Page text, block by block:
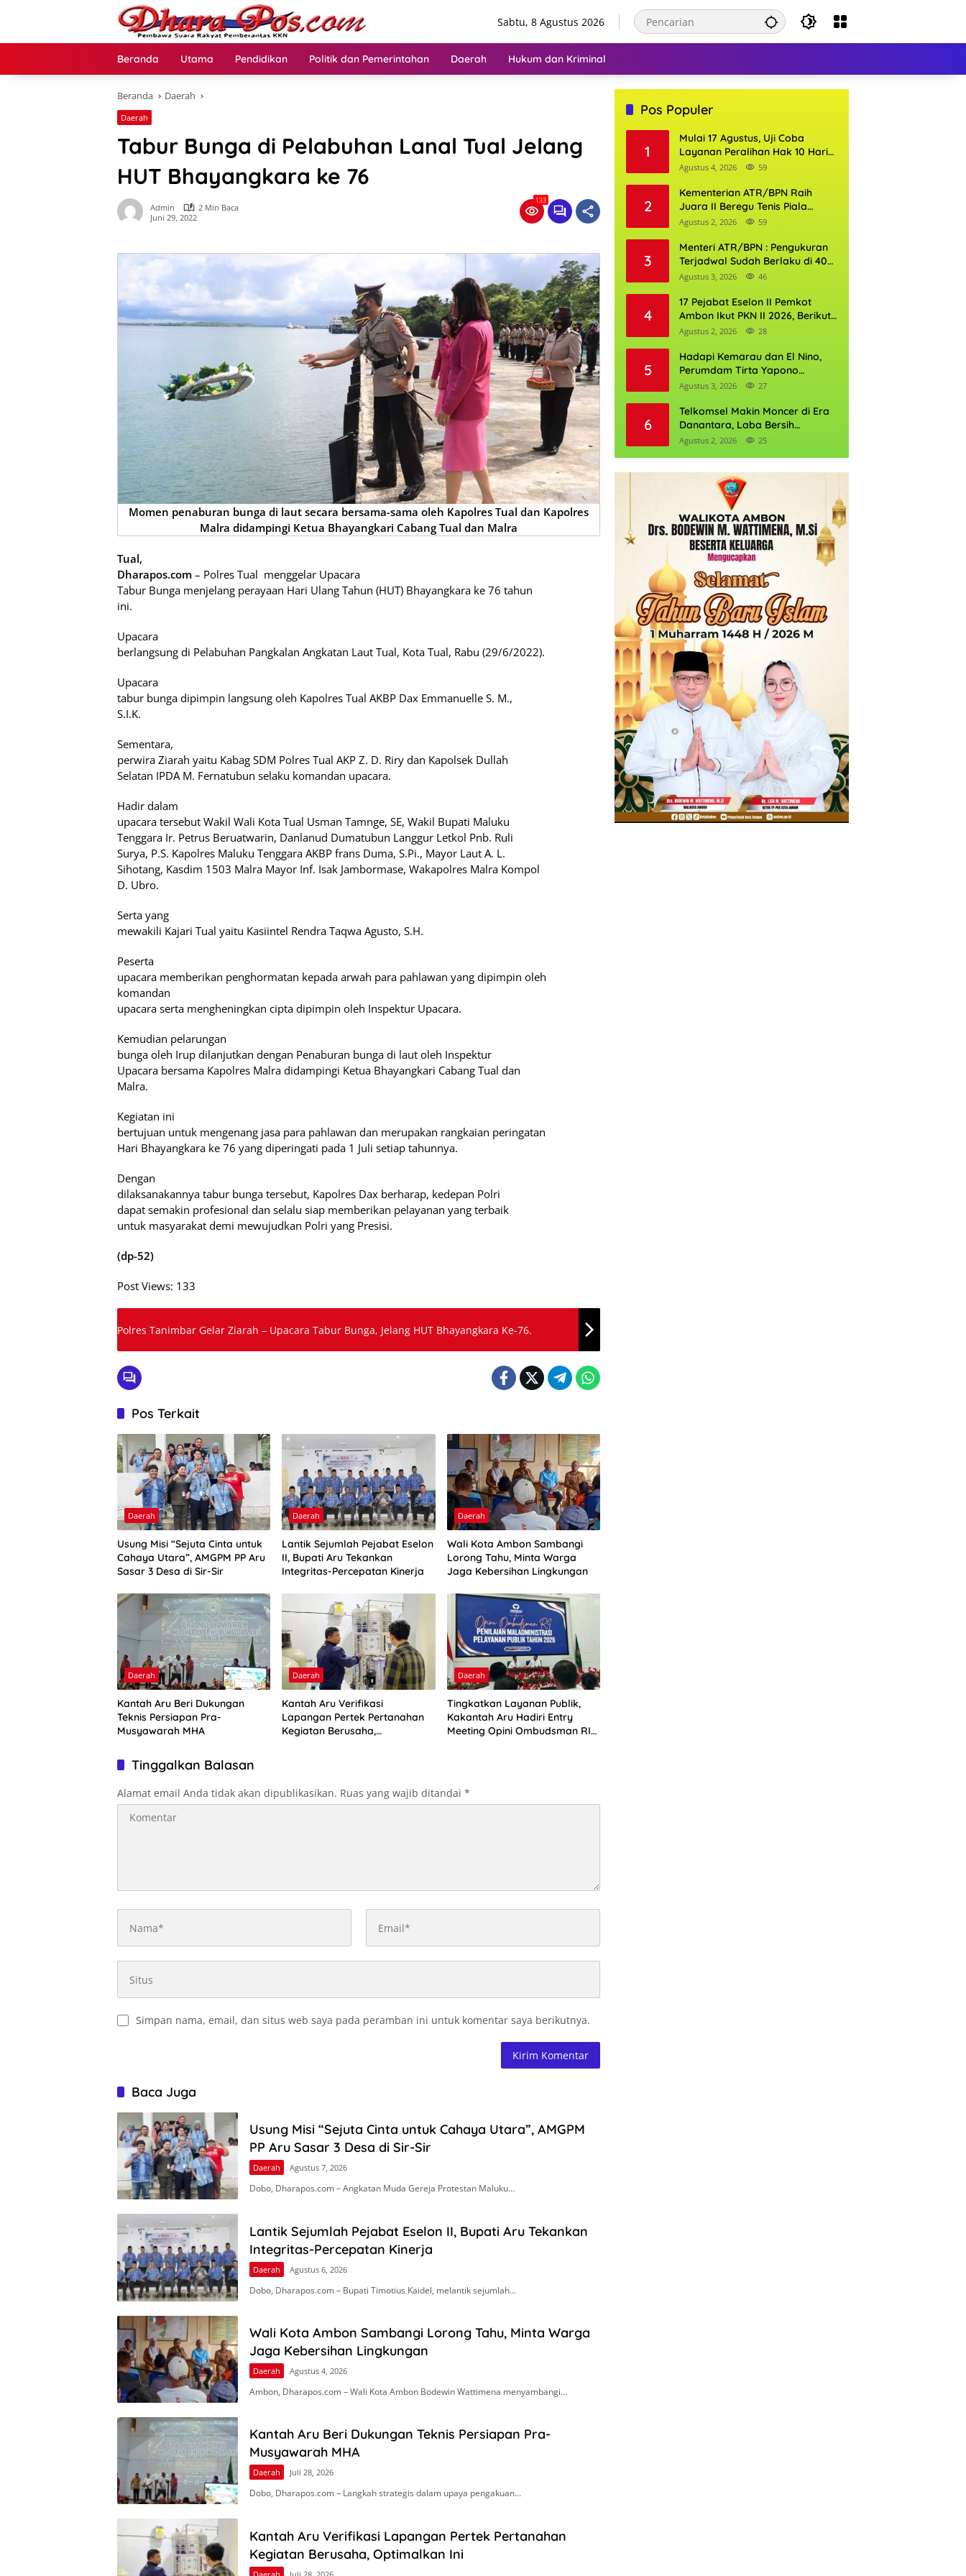
Sabtu, 8 Agustus 2026
Beranda Utama Pendidikan Politik dan Pemerintahan Daerah Hukum dan Kriminal
Beranda Daerah
Daerah
Tabur Bunga di Pelabuhan Lanal Tual Jelang
HUT Bhayangkara ke 76
Admin
2 Min Baca
Juni 29, 2022
133
Momen penaburan bunga di laut secara bersama-sama oleh Kapolres Tual dan Kapolres
Malra didampingi Ketua Bhayangkari Cabang Tual dan Malra
Tual,
Dharapos.com – Polres Tual menggelar Upacara
Tabur Bunga menjelang perayaan Hari Ulang Tahun (HUT) Bhayangkara ke 76 tahun
ini.
Upacara
berlangsung di Pelabuhan Pangkalan Angkatan Laut Tual, Kota Tual, Rabu (29/6/2022).
Upacara
tabur bunga dipimpin langsung oleh Kapolres Tual AKBP Dax Emmanuelle S. M.,
S.I.K.
Sementara,
perwira Ziarah yaitu Kabag SDM Polres Tual AKP Z. D. Riry dan Kapolsek Dullah
Selatan IPDA M. Fernatubun selaku komandan upacara.
Hadir dalam
upacara tersebut Wakil Wali Kota Tual Usman Tamnge, SE, Wakil Bupati Maluku
Tenggara Ir. Petrus Beruatwarin, Danlanud Dumatubun Langgur Letkol Pnb. Ruli
Surya, P.S. Kapolres Maluku Tenggara AKBP frans Duma, S.Pi., Mayor Laut A. L.
Sihotang, Kasdim 1503 Malra Mayor Inf. Isak Jambormase, Wakapolres Malra Kompol
D. Ubro.
Serta yang
mewakili Kajari Tual yaitu Kasiintel Rendra Taqwa Agusto, S.H.
Peserta
upacara memberikan penghormatan kepada arwah para pahlawan yang dipimpin oleh
komandan
upacara serta mengheningkan cipta dipimpin oleh Inspektur Upacara.
Kemudian pelarungan
bunga oleh Irup dilanjutkan dengan Penaburan bunga di laut oleh Inspektur
Upacara bersama Kapolres Malra didampingi Ketua Bhayangkari Cabang Tual dan
Malra.
Kegiatan ini
bertujuan untuk mengenang jasa para pahlawan dan merupakan rangkaian peringatan
Hari Bhayangkara ke 76 yang diperingati pada 1 Juli setiap tahunnya.
Dengan
dilaksanakannya tabur bunga tersebut, Kapolres Dax berharap, kedepan Polri
dapat semakin profesional dan selalu siap memberikan pelayanan yang terbaik
untuk masyarakat demi mewujudkan Polri yang Presisi.
(dp-52)
Post Views: 133
Polres Tanimbar Gelar Ziarah – Upacara Tabur Bunga, Jelang HUT Bhayangkara Ke-76.
Pos Terkait
Daerah
Usung Misi “Sejuta Cinta untuk
Cahaya Utara”, AMGPM PP Aru
Sasar 3 Desa di Sir-Sir
Daerah
Lantik Sejumlah Pejabat Eselon
II, Bupati Aru Tekankan
Integritas-Percepatan Kinerja
Daerah
Wali Kota Ambon Sambangi
Lorong Tahu, Minta Warga
Jaga Kebersihan Lingkungan
Daerah
Kantah Aru Beri Dukungan
Teknis Persiapan Pra-
Musyawarah MHA
Daerah
Kantah Aru Verifikasi
Lapangan Pertek Pertanahan
Kegiatan Berusaha,
Daerah
Tingkatkan Layanan Publik,
Kakantah Aru Hadiri Entry
Meeting Opini Ombudsman RI
Tinggalkan Balasan
Alamat email Anda tidak akan dipublikasikan. Ruas yang wajib ditandai *
Simpan nama, email, dan situs web saya pada peramban ini untuk komentar saya berikutnya.
Baca Juga
Usung Misi “Sejuta Cinta untuk Cahaya Utara”, AMGPM
PP Aru Sasar 3 Desa di Sir-Sir
Daerah Agustus 7, 2026
Dobo, Dharapos.com – Angkatan Muda Gereja Protestan Maluku…
Lantik Sejumlah Pejabat Eselon II, Bupati Aru Tekankan
Integritas-Percepatan Kinerja
Daerah Agustus 6, 2026
Dobo, Dharapos.com – Bupati Timotius Kaidel, melantik sejumlah…
Wali Kota Ambon Sambangi Lorong Tahu, Minta Warga
Jaga Kebersihan Lingkungan
Daerah Agustus 4, 2026
Ambon, Dharapos.com – Wali Kota Ambon Bodewin Wattimena menyambangi…
Kantah Aru Beri Dukungan Teknis Persiapan Pra-
Musyawarah MHA
Daerah Juli 28, 2026
Dobo, Dharapos.com – Langkah strategis dalam upaya pengakuan…
Kantah Aru Verifikasi Lapangan Pertek Pertanahan
Kegiatan Berusaha, Optimalkan Ini
Pos Populer
1
Mulai 17 Agustus, Uji Coba
Layanan Peralihan Hak 10 Hari
di 15 Kantor Pertanahan
Agustus 4, 2026 59
2
Kementerian ATR/BPN Raih
Juara II Beregu Tenis Piala
Gubernur DKI Jakarta 2026
Agustus 2, 2026 59
3
Menteri ATR/BPN : Pengukuran
Terjadwal Sudah Berlaku di 400
Kantor Pertanahan
Agustus 3, 2026 46
4
17 Pejabat Eselon II Pemkot
Ambon Ikut PKN II 2026, Berikut
Daftarnya
Agustus 2, 2026 28
5
Hadapi Kemarau dan El Nino,
Perumdam Tirta Yapono
Perkuat Cadangan Air Ambon
Agustus 3, 2026 27
6
Telkomsel Makin Moncer di Era
Danantara, Laba Bersih
Semester I 2026 Tembus Rp10,4
Agustus 2, 2026 25